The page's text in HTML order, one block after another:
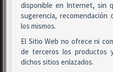
disponible en Internet, sin
sugerencia,
los mismos.
El Sitio Web no ofrece ni
de terceros los productos
dichos sitios enlazados.